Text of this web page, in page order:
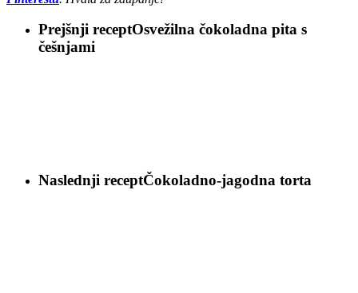
Prejšnji receptOsvežilna čokoladna pita s
češnjami
Naslednji receptČokoladno-jagodna torta